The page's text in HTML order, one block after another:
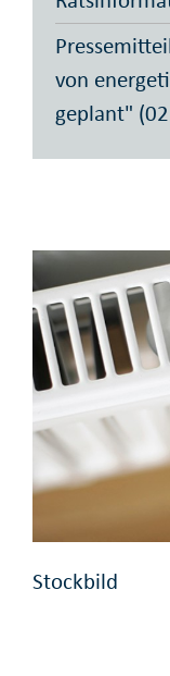
von
geplant"
Stockbild